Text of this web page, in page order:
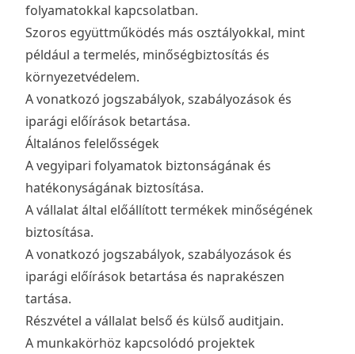
folyamatokkal kapcsolatban.
Szoros együttműködés más osztályokkal, mint
például a termelés, minőségbiztosítás és
környezetvédelem.
A vonatkozó jogszabályok, szabályozások és
iparági előírások betartása.
Általános felelősségek
A vegyipari folyamatok biztonságának és
hatékonyságának biztosítása.
A vállalat által előállított termékek minőségének
biztosítása.
A vonatkozó jogszabályok, szabályozások és
iparági előírások betartása és naprakészen
tartása.
Részvétel a vállalat belső és külső auditjain.
A munkakörhöz kapcsolódó projektek